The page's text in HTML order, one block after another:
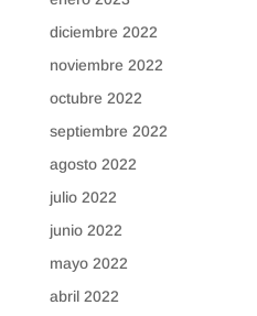
diciembre 2022
noviembre 2022
octubre 2022
septiembre 2022
agosto 2022
julio 2022
junio 2022
mayo 2022
abril 2022